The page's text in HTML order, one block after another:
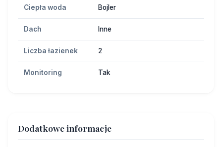
Ciepła woda Bojler
Dach Inne
Liczba łazienek 2
Monitoring Tak
Dodatkowe informacje